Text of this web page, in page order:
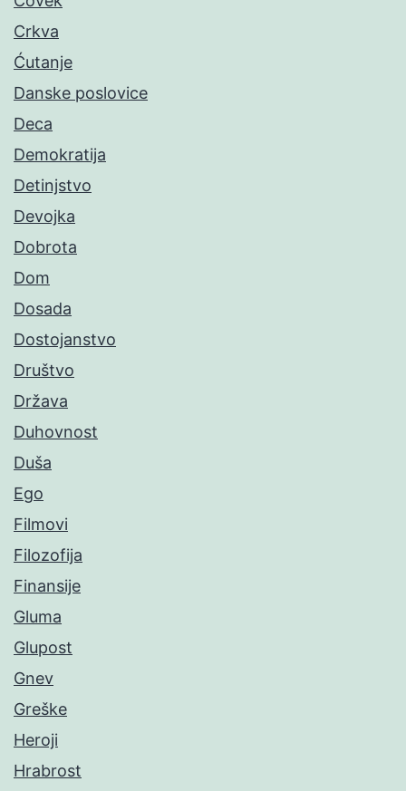
Crkva
Ćutanje
Danske poslovice
Deca
Demokratija
Detinjstvo
Devojka
Dobrota
Dom
Dosada
Dostojanstvo
Društvo
Država
Duhovnost
Duša
Ego
Filmovi
Filozofija
Finansije
Gluma
Glupost
Gnev
Greške
Heroji
Hrabrost